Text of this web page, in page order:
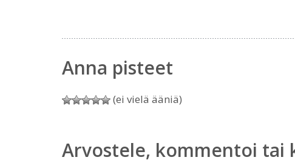
Anna pisteet
(ei vielä ääniä)
Arvostele, kommentoi tai